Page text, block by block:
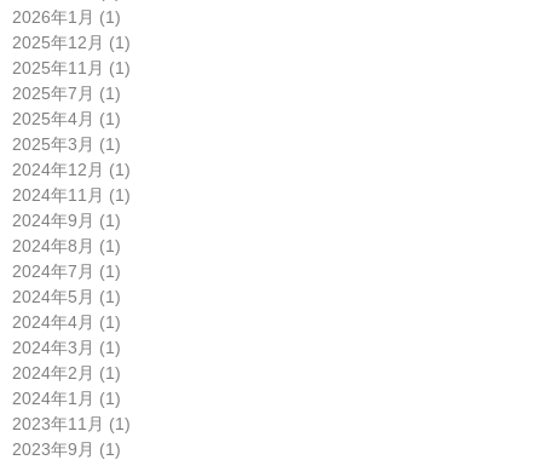
2026年1月 (1)
2025年12月 (1)
2025年11月 (1)
2025年7月 (1)
2025年4月 (1)
2025年3月 (1)
2024年12月 (1)
2024年11月 (1)
2024年9月 (1)
2024年8月 (1)
2024年7月 (1)
2024年5月 (1)
2024年4月 (1)
2024年3月 (1)
2024年2月 (1)
2024年1月 (1)
2023年11月 (1)
2023年9月 (1)